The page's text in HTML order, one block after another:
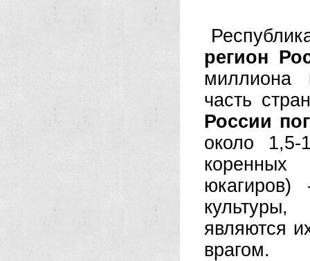
регион
миллиона
часть
России
около 1,5-
являются
врагом.